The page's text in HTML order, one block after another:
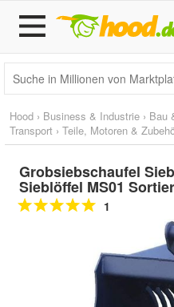
Hood › Business & Industrie › Bau
Transport › Teile, Motoren &
Grobsiebschaufel
Sieblöffel MS01
1